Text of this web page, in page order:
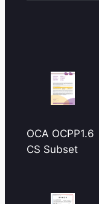
OCA OCPP1.6
CS Subset